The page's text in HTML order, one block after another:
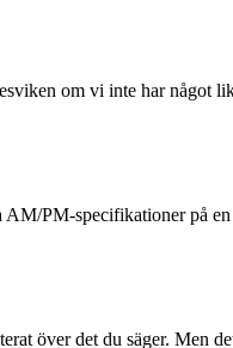
om vi inte har något
AM/PM-specifikationer på
över det du säger. Men